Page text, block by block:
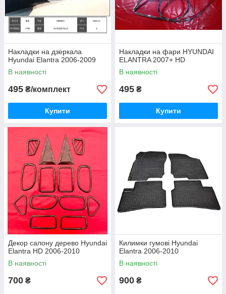
Накладки на дзеркала
Hyundai Elantra 2006-2009
В наявності
495 ₴/комплект
Купити
Накладки на фари HYUNDAI
ELANTRA 2007+ HD
В наявності
495 ₴
Купити
Декор салону дерево Hyundai
Elantra HD 2006-2010
В наявності
700 ₴
Килимки гумові Hyundai
Elantra 2006-2010
В наявності
900 ₴